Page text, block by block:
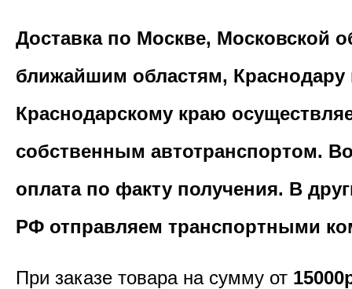
Доставка по Москве, Московской
ближайшим областям, Краснодару
Краснодарскому краю
собственным автотранспортом.
оплата по факту получения. В
РФ отправляем транспортными
При заказе товара на сумму от